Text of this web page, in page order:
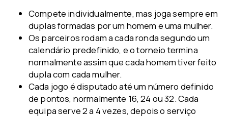
Compete individualmente, mas joga sempre em
duplas formadas por um homem e uma mulher.
Os parceiros rodam a cada ronda segundo um
calendário predefinido, e o torneio termina
normalmente assim que cada homem tiver feito
dupla com cada mulher.
Cada jogo é disputado até um número definido
de pontos, normalmente 16, 24 ou 32. Cada
equipa serve 2 a 4 vezes, depois o serviço